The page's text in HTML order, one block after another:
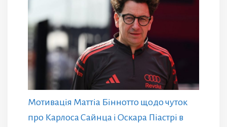
Мотивація Маттіа Біннотто щодо чуток
про Карлоса Сайнца і Оскара Піастрі в